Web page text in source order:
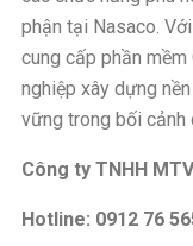
phận tại Nasaco.
cung cấp phần mềm
nghiệp xây dựng
vững trong bối cảnh
Công ty TNHH
Hotline: 0912 76